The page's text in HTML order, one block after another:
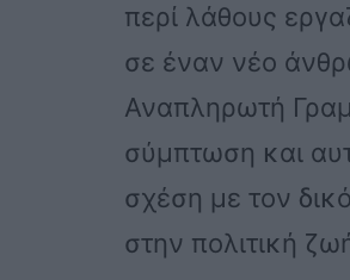
περί λάθους
σε έναν νέο
Αναπληρωτή
σύμπτωση και
σχέση με τον
στην πολιτική